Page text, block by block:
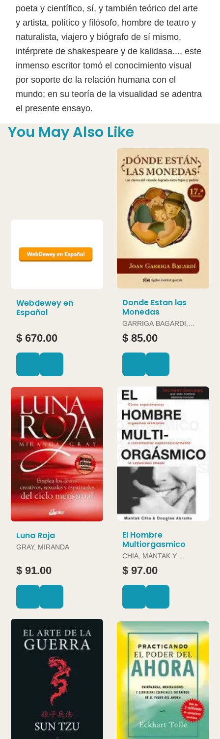
poeta y científico, sí, y también teórico del arte
y artista, político y filósofo, hombre de teatro y
naturalista, viajero y biógrafo de sí mismo,
intérprete de shakespeare y de kalidasa..., este
inmenso escritor tomó el conocimiento visual
por soporte de la relación humana con el
mundo; en su teoría de la visualidad se adentra
el presente ensayo.
You May Also Like
Webdewey en
Español
$ 670.00
Donde Estan las
Monedas
GARRIGA BAGARDI,
JOAN
$ 85.00
Luna Roja
GRAY, MIRANDA
$ 91.00
El Hombre
Multiorgasmico
CHIA, MANTAK Y
DOUGLAS ABRAMS
$ 97.00